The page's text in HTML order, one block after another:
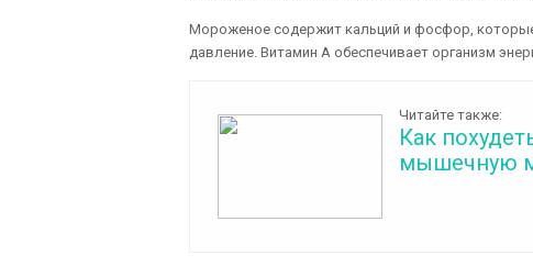
Мороженое содержит кальций и фосфор,
давление. Витамин А обеспечивает организм
Читайте также:
Как
мышечную